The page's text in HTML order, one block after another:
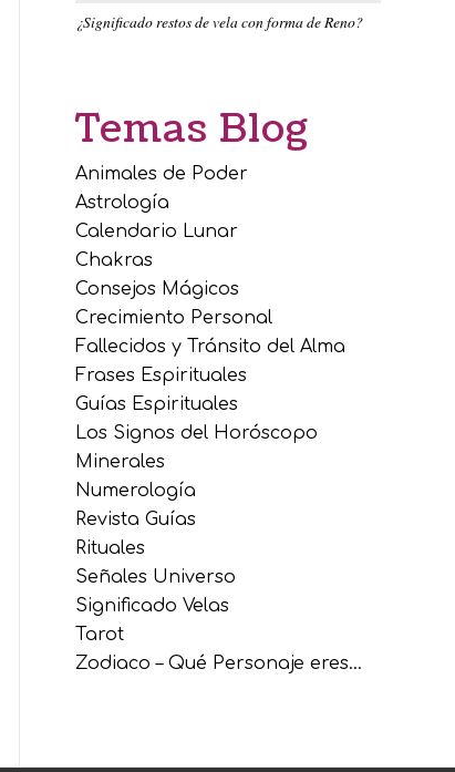
¿Significado restos de vela con forma de Reno?
Temas Blog
Animales de Poder
Astrología
Calendario Lunar
Chakras
Consejos Mágicos
Crecimiento Personal
Fallecidos y Tránsito del Alma
Frases Espirituales
Guías Espirituales
Los Signos del Horóscopo
Minerales
Numerología
Revista Guías
Rituales
Señales Universo
Significado Velas
Tarot
Zodiaco – Qué Personaje eres…